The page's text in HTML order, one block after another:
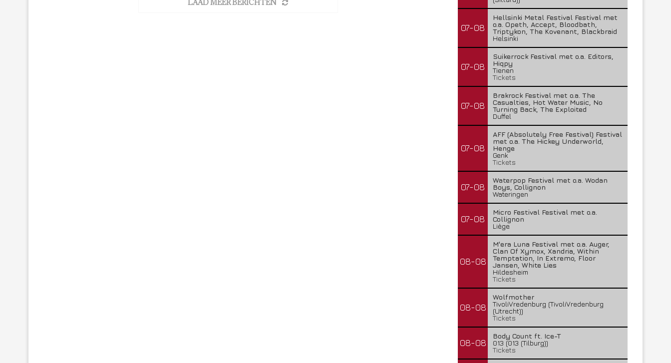
LAAD MEER BERICHTEN
07-08
Hellsinki Metal Festival Festival met
o.a. Opeth, Accept, Bloodbath,
Triptykon, The Kovenant, Blackbraid
Helsinki
07-08
Suikerrock Festival met o.a. Editors,
Hiqpy
Tienen
Tickets
07-08
Brakrock Festival met o.a. The
Casualties, Hot Water Music, No
Turning Back, The Exploited
Duffel
07-08
AFF (Absolutely Free Festival) Festival
met o.a. The Hickey Underworld,
Henge
Genk
Tickets
07-08
Waterpop Festival met o.a. Wodan
Boys, Collignon
Wateringen
07-08
Micro Festival Festival met o.a.
Collignon
Liège
08-08
M'era Luna Festival met o.a. Auger,
Clan Of Xymox, Xandria, Within
Temptation, In Extremo, Floor
Jansen, White Lies
Hildesheim
Tickets
08-08
Wolfmother
TivoliVredenburg (TivoliVredenburg
(Utrecht))
Tickets
08-08
Body Count ft. Ice-T
013 (013 (Tilburg))
Tickets